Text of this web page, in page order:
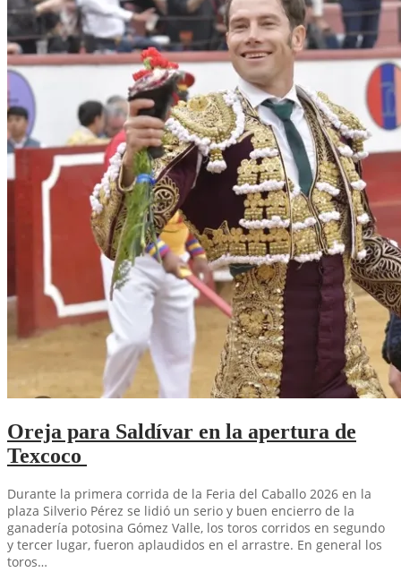
Oreja para Saldívar en la apertura de
Texcoco
Durante la primera corrida de la Feria del Caballo 2026 en la
plaza Silverio Pérez se lidió un serio y buen encierro de la
ganadería potosina Gómez Valle, los toros corridos en segundo
y tercer lugar, fueron aplaudidos en el arrastre. En general los
toros…